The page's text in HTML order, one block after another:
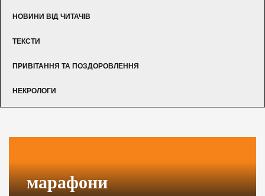
НОВИНИ ВІД ЧИТАЧІВ
ТЕКСТИ
ПРИВІТАННЯ ТА ПОЗДОРОВЛЕННЯ
НЕКРОЛОГИ
марафони